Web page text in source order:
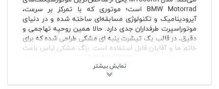
BMW Motorrad است؛ موتوری که با تمرکز بر سرعت،
آیرودینامیک و تکنولوژی مسابقه‌ای ساخته شده و در دنیای
موتوراسپرت طرفداران جدی دارد. حالا همین روحیه تهاجمی و
دقیق، در قالب یک تیشرت پنبه ای مشکی طراحی شده که برای
خانم ها و آقایان قابل استفاده است. رنگ مشکی لباس باعث
باشد و به‌راحتی با آیتم‌های مختلف کمد لباس ست شود.